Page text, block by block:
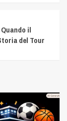
il
del Tour